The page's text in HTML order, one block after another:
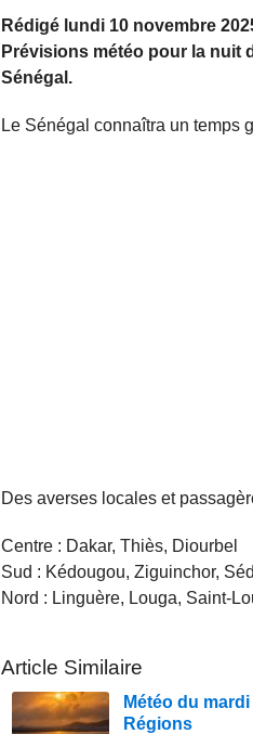
Rédigé lundi 10 novembre
Prévisions météo pour la nuit
Sénégal.
Le Sénégal connaîtra un temps
Des averses locales et
Centre : Dakar, Thiès, Diourbel
Sud : Kédougou, Ziguinchor,
Nord : Linguère, Louga, Saint-
Article Similaire
Météo du
Régions